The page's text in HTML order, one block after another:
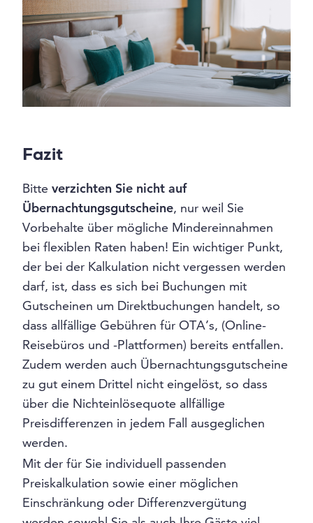
Fazit
Bitte verzichten Sie nicht auf
Übernachtungsgutscheine, nur weil Sie
Vorbehalte über mögliche Mindereinnahmen
bei flexiblen Raten haben! Ein wichtiger Punkt,
der bei der Kalkulation nicht vergessen werden
darf, ist, dass es sich bei Buchungen mit
Gutscheinen um Direktbuchungen handelt, so
dass allfällige Gebühren für OTA’s, (Online-
Reisebüros und -Plattformen) bereits entfallen.
Zudem werden auch Übernachtungsgutscheine
zu gut einem Drittel nicht eingelöst, so dass
über die Nichteinlösequote allfällige
Preisdifferenzen in jedem Fall ausgeglichen
werden.
Mit der für Sie individuell passenden
Preiskalkulation sowie einer möglichen
Einschränkung oder Differenzvergütung